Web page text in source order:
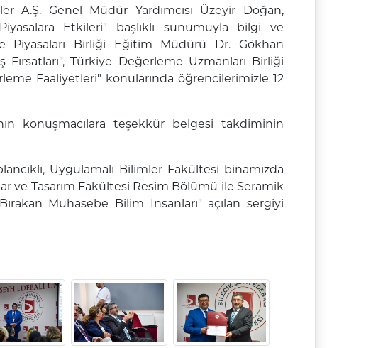
A.Ş. Genel Müdür Yardımcısı Üzeyir Doğan,
Etkileri" başlıklı sunumuyla bilgi ve
Piyasaları Birliği Eğitim Müdürü Dr. Gökhan
Türkiye Değerleme Uzmanları Birliği
Faaliyetleri" konularında öğrencilerimizle 12
konuşmacılara teşekkür belgesi takdiminin
Uygulamalı Bilimler Fakültesi binamızda
ve Tasarım Fakültesi Resim Bölümü ile Seramik
Muhasebe Bilim İnsanları" açılan sergiyi